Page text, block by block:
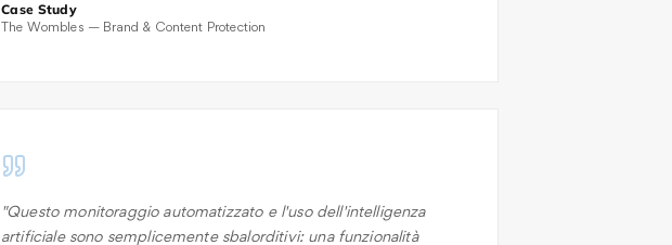
Case Study
The Wombles — Brand & Content Protection
"Questo monitoraggio automatizzato e l'uso dell'intelligenza
artificiale sono semplicemente sbalorditivi: una funzionalità